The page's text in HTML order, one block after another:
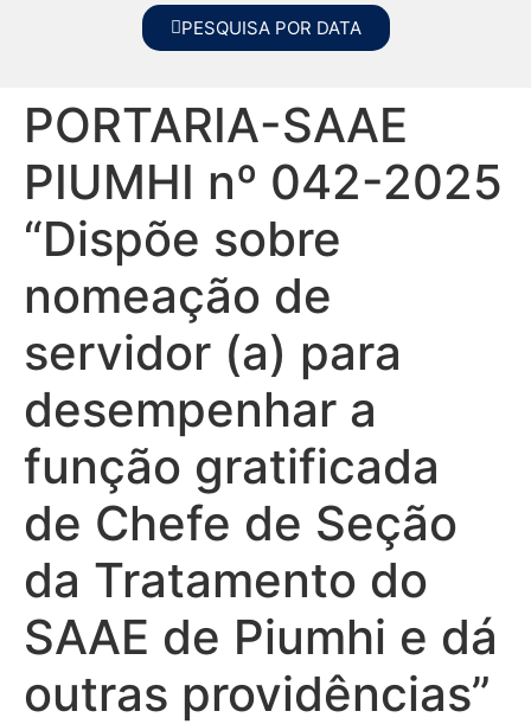
PESQUISA POR DATA
PORTARIA-SAAE
PIUMHI nº 042-2025
“Dispõe sobre
nomeação de
servidor (a) para
desempenhar a
função gratificada
de Chefe de Seção
da Tratamento do
SAAE de Piumhi e dá
outras providências”